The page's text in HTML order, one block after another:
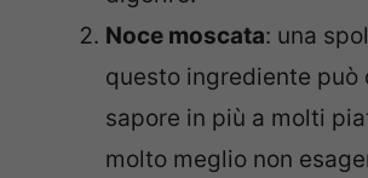
Noce moscata: una
questo ingrediente può
sapore in più a molti
molto meglio non